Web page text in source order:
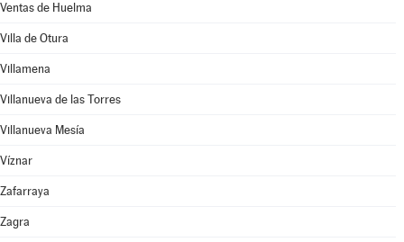
Ventas de Huelma
Villa de Otura
Villamena
Villanueva de las Torres
Villanueva Mesía
Víznar
Zafarraya
Zagra